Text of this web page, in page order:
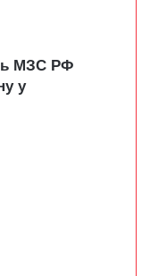
МЗС РФ
у